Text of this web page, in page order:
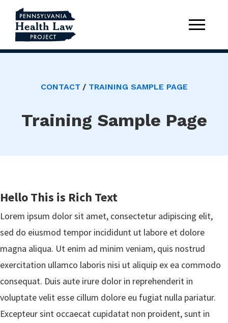
CONTACT TRAINING SAMPLE PAGE
Training Sample Page
Hello This is Rich Text
Lorem ipsum dolor sit amet, consectetur adipiscing elit,
sed do eiusmod tempor incididunt ut labore et dolore
magna aliqua. Ut enim ad minim veniam, quis nostrud
exercitation ullamco laboris nisi ut aliquip ex ea commodo
consequat. Duis aute irure dolor in reprehenderit in
voluptate velit esse cillum dolore eu fugiat nulla pariatur.
Excepteur sint occaecat cupidatat non proident, sunt in